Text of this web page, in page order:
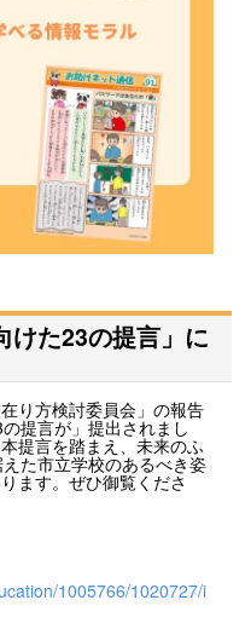
けた23の提言」に
り方検討委員会」の報告
提言が」提出されまし
提言を踏まえ、未来のふ
た市立学校のあるべき姿
ます。ぜひ御覧くださ
1005766/1020727/i